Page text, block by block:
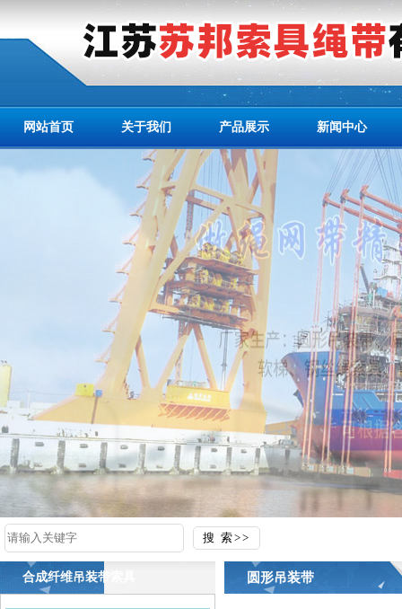
网站首页 关于我们 产品展示 新闻中心
合成纤维吊装带索具 圆形吊装带